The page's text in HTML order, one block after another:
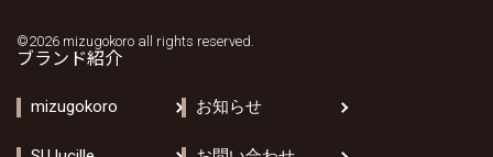
©2026 mizugokoro all rights reserved.
ブランド紹介
mizugokoro お知らせ